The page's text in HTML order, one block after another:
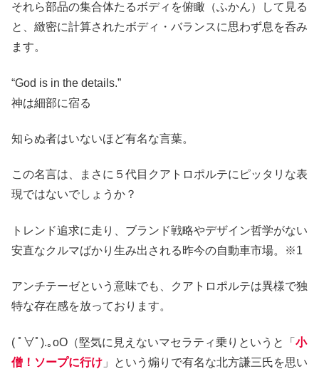
それら部品の集合体たるボディを俯瞰（ふかん）して見る
と、緻密に計算されたボディ・バランスに思わず息を呑み
ます。
“God is in the details.”
神は細部に宿る
知らぬ者はいないほど有名な言葉。
この名言は、まさに５代目クアトロポルテにピッタリな表
現ではないでしょうか？
トレンド追求に走り、ブランド戦略やデザイン哲学がない
安直なクルマばかり生み出される昨今の自動車市場。※1
アンチテーゼという意味でも、クアトロポルテは異様で独
特な存在感を放っております。
( ﾟ∀ﾟ).｡oO（堅気に見えないマセラティ乗りというと「 小
僧！ソープに行け 」という煽りで有名な北方謙三氏を思い